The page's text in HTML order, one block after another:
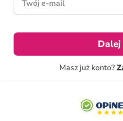
Dalej
Masz już konto?